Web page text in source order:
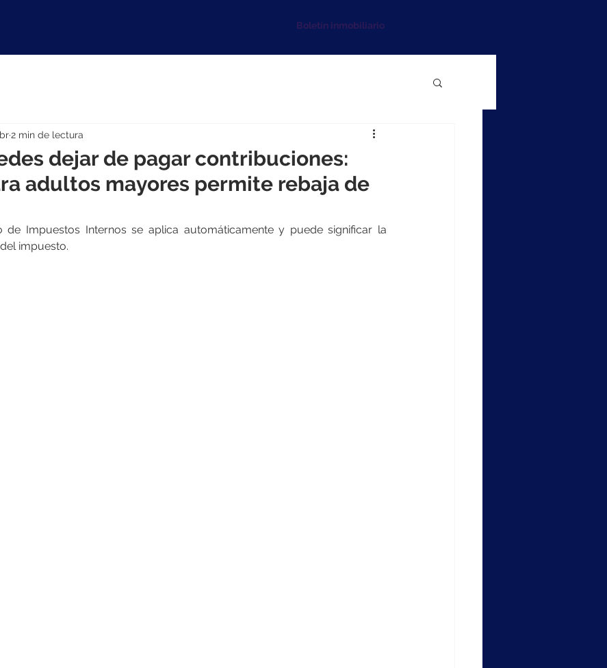
Boletín inmobiliario
dejar de pagar contribuciones:
adultos mayores permite rebaja de
2 min de lectura
de Impuestos Internos se aplica automáticamente y puede significar la
impuesto.